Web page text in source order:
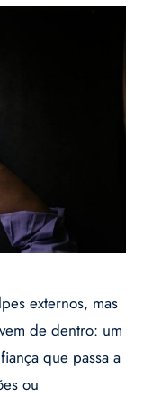
externos, mas
de dentro: um
que passa a
ou